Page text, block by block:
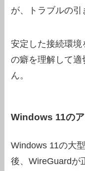
が、トラブルの引
安定した接続環境
の癖を理解して
ん。
Windows 11の
Windows 11の大
後、WireGuardが